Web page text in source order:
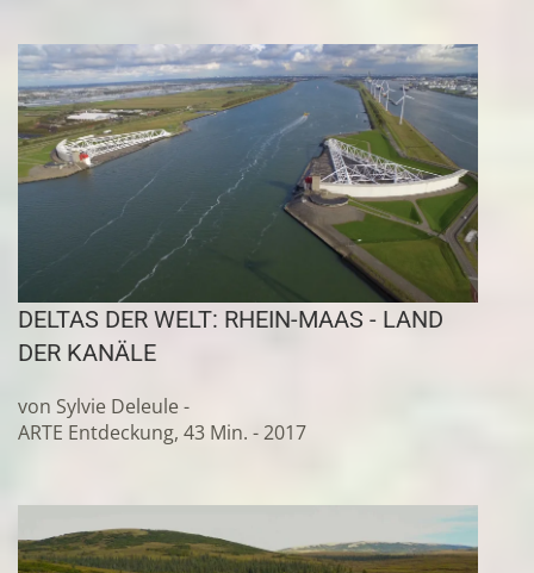
DELTAS DER WELT: RHEIN-MAAS - LAND
DER KANÄLE
von Sylvie Deleule -
ARTE Entdeckung, 43 Min. - 2017